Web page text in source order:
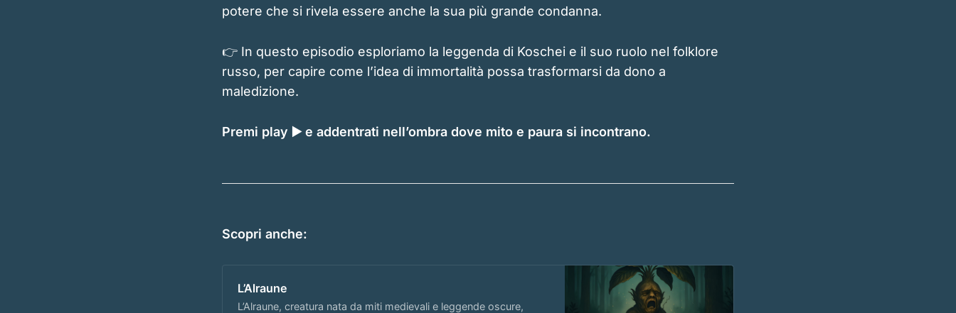
potere che si rivela essere anche la sua più grande condanna.
👉 In questo episodio esploriamo la leggenda di Koschei e il suo ruolo nel folklore
russo, per capire come l’idea di immortalità possa trasformarsi da dono a
maledizione.
Premi play ▶️ e addentrati nell’ombra dove mito e paura si incontrano.
Scopri anche:
L’Alraune
L’Alraune, creatura nata da miti medievali e leggende oscure,